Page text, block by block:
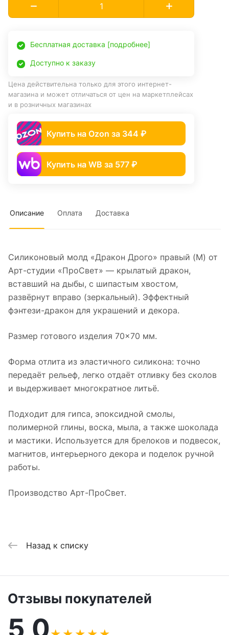
Бесплатная доставка [подробнее]
Доступно к заказу
Цена действительна только для этого интернет-
магазина и может отличаться от цен на маркетплейсах
и в розничных магазинах
Купить на Ozon за 344 ₽
Купить на WB за 577 ₽
Описание Оплата Доставка
Силиконовый молд «Дракон Дрого» правый (M) от
Арт-студии «ПроСвет» — крылатый дракон,
вставший на дыбы, с шипастым хвостом,
развёрнут вправо (зеркальный). Эффектный
фэнтези-дракон для украшений и декора.
Размер готового изделия 70×70 мм.
Форма отлита из эластичного силикона: точно
передаёт рельеф, легко отдаёт отливку без сколов
и выдерживает многократное литьё.
Подходит для гипса, эпоксидной смолы,
полимерной глины, воска, мыла, а также шоколада
и мастики. Используется для брелоков и подвесок,
магнитов, интерьерного декора и поделок ручной
работы.
Производство Арт-ПроСвет.
Назад к списку
Отзывы покупателей